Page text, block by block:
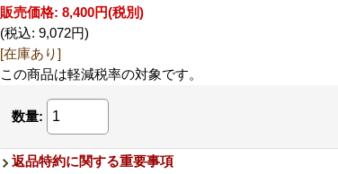
販売価格: 8,400円(税別)
(税込: 9,072円)
[在庫あり]
この商品は軽減税率の対象です。
数量:
返品特約に関する重要事項